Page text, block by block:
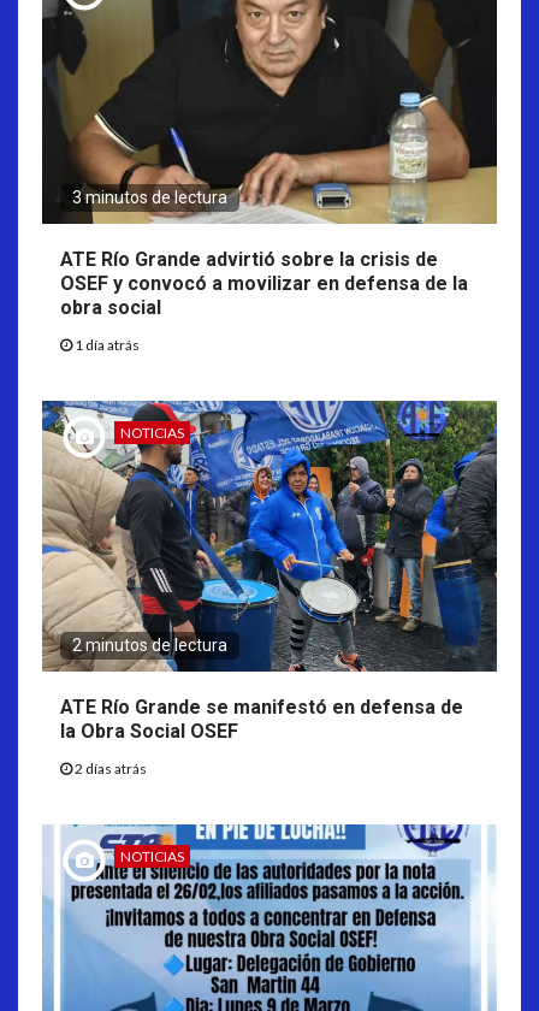
3 minutos de lectura
ATE Río Grande advirtió sobre la crisis de
OSEF y convocó a movilizar en defensa de la
obra social
1 día atrás
NOTICIAS
2 minutos de lectura
ATE Río Grande se manifestó en defensa de
la Obra Social OSEF
2 días atrás
NOTICIAS